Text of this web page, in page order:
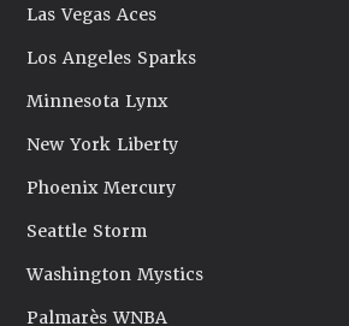
Las Vegas Aces
Los Angeles Sparks
Minnesota Lynx
New York Liberty
Phoenix Mercury
Seattle Storm
Washington Mystics
Palmarès WNBA